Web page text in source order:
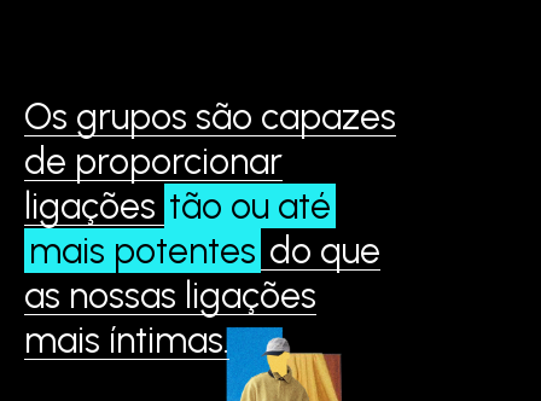
Os grupos são capazes
de proporcionar
ligações tão ou até
mais potentes do que
as nossas ligações
mais íntimas.